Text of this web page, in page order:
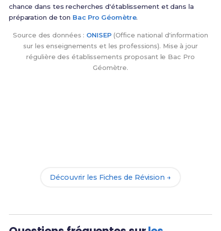
chance dans tes recherches d'établissement et dans la
préparation de ton Bac Pro Géomètre.
Source des données : ONISEP(Office national d'information
sur les enseignements et les professions). Mise à jour
régulière des établissements proposant le Bac Pro
Géomètre.
Découvrir les Fiches de Révision →